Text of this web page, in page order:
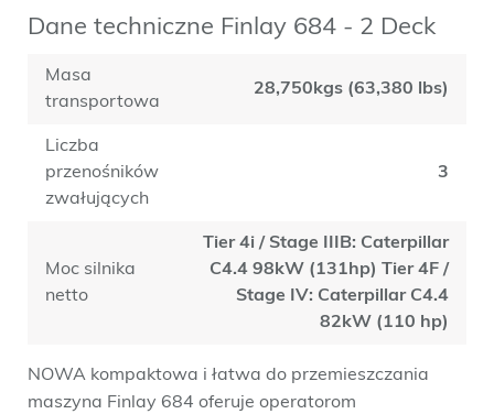
Dane techniczne Finlay 684 - 2 Deck
Masa
transportowa
28,750kgs (63,380 lbs)
Liczba
przenośników
zwałujących
3
Moc silnika
netto
Tier 4i / Stage IIIB: Caterpillar
C4.4 98kW (131hp) Tier 4F /
Stage IV: Caterpillar C4.4
82kW (110 hp)
NOWA kompaktowa i łatwa do przemieszczania
maszyna Finlay 684 oferuje operatorom